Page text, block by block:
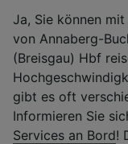
Ja, Sie können
von Annaberg-
(Breisgau) Hbf
gibt es oft
Informieren Sie
Services an Bord!